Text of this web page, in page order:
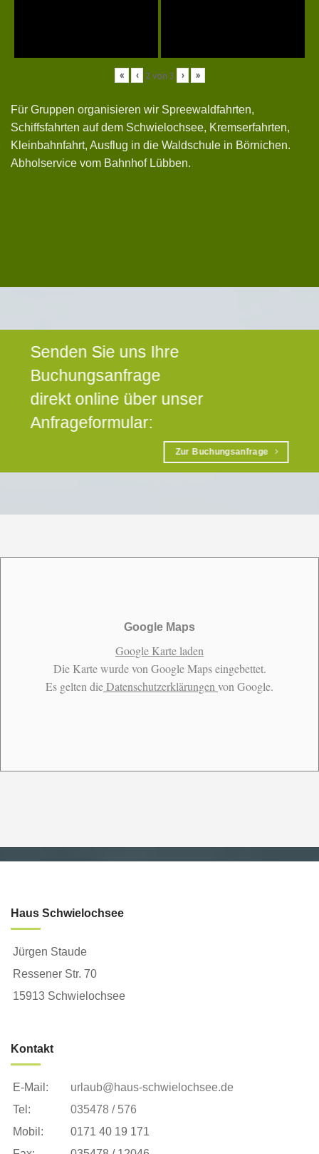
« ‹ 2von 3 › »
Für Gruppen organisieren wir Spreewaldfahrten,
Schiffsfahrten auf dem Schwielochsee, Kremserfahrten,
Kleinbahnfahrt, Ausflug in die Waldschule in Börnichen.
Abholservice vom Bahnhof Lübben.
Senden Sie uns Ihre
Buchungsanfrage
direkt online über unser
Anfrageformular:
Zur Buchungsanfrage
Google Maps
Google Karte laden
Die Karte wurde von Google Maps eingebettet.
Es gelten dieDatenschutzerklärungen von Google.
Haus Schwielochsee
Jürgen Staude
Ressener Str. 70
15913 Schwielochsee
Kontakt
E-Mail:
urlaub@haus-schwielochsee.de
Tel:
035478 / 576
Mobil:
0171 40 19 171